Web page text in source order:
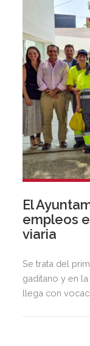
El
empleos
viaria
Se trata del
gaditano y en
llega con